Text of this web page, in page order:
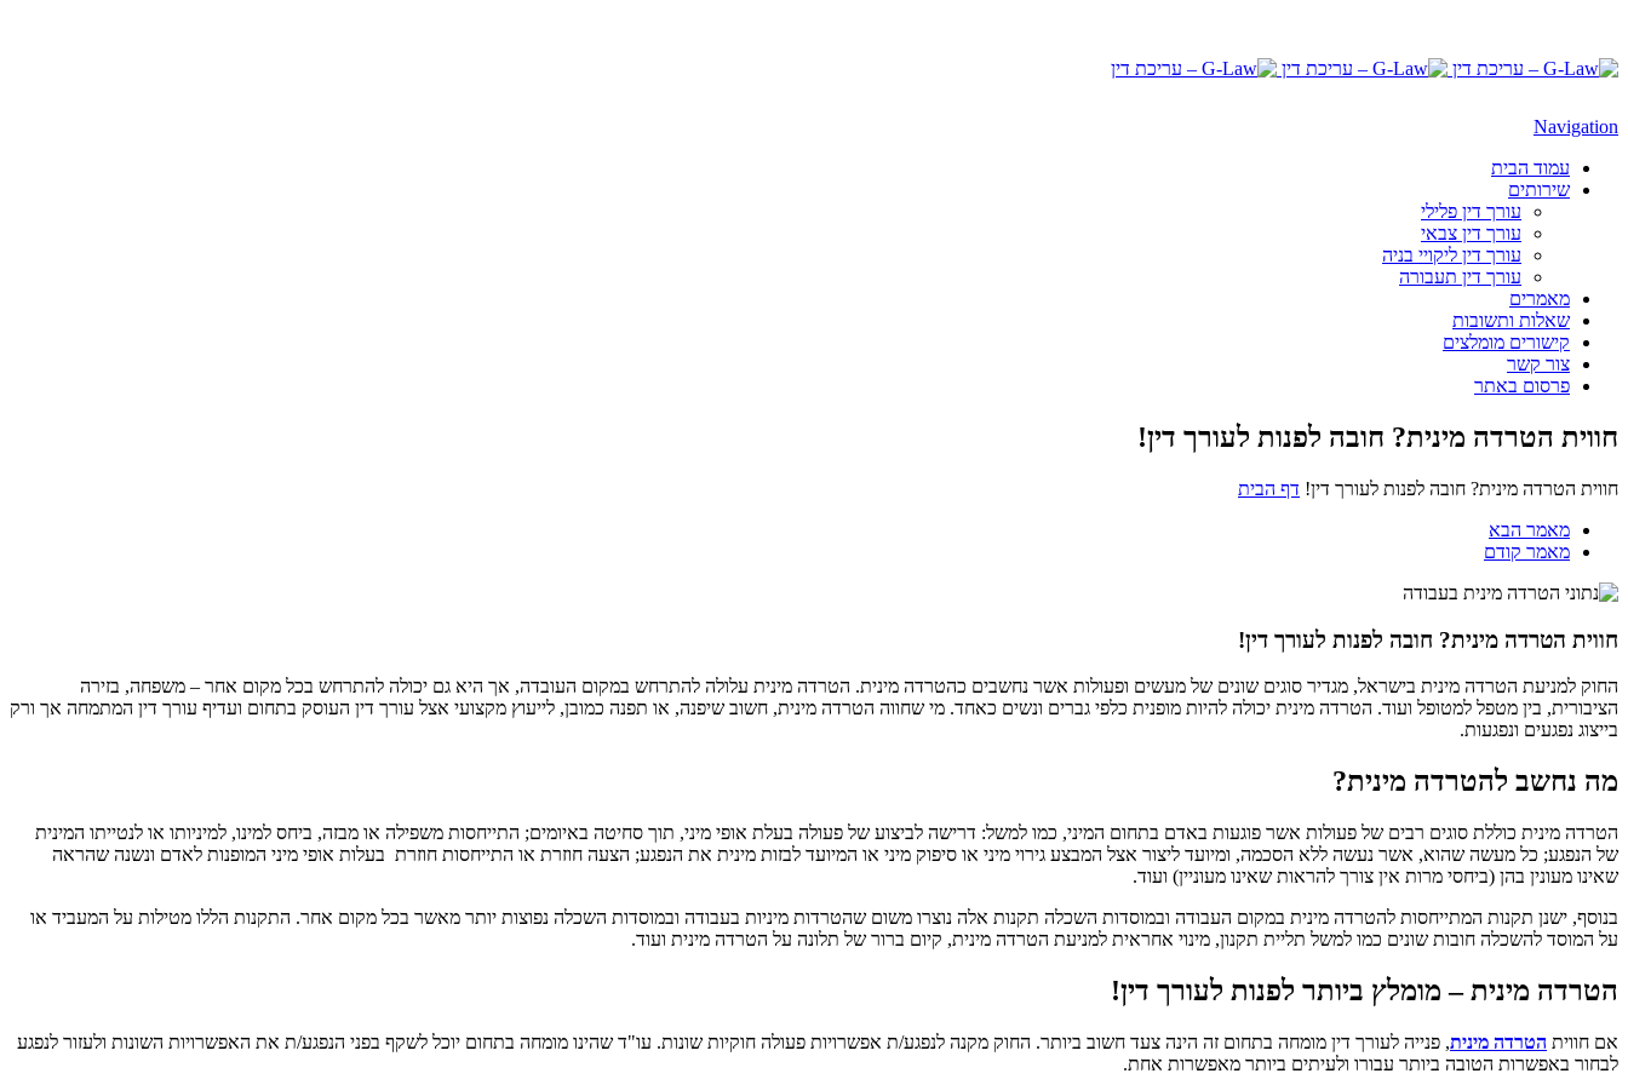
Navigation
עמוד הבית
שירותים
עורך דין פלילי
עורך דין צבאי
עורך דין ליקויי בניה
עורך דין תעבורה
מאמרים
שאלות ותשובות
קישורים מומלצים
צור קשר
פרסום באתר
חווית הטרדה מינית? חובה לפנות לעורך דין!
חווית הטרדה מינית? חובה לפנות לעורך דין! דף הבית
מאמר הבא
מאמר קודם
חווית הטרדה מינית? חובה לפנות לעורך דין!
החוק למניעת הטרדה מינית בישראל, מגדיר סוגים שונים של מעשים ופעולות אשר נחשבים כהטרדה מינית. הטרדה מינית עלולה להתרחש במקום העובדה, אך היא גם יכולה להתרחש בכל מקום אחר – משפחה, בזירה
הציבורית, בין מטפל למטופל ועוד. הטרדה מינית יכולה להיות מופנית כלפי גברים ונשים כאחד. מי שחווה הטרדה מינית, חשוב שיפנה, או תפנה כמובן, לייעוץ מקצועי אצל עורך דין העוסק בתחום ועדיף עורך דין המתמחה אך ורק
בייצוג נפגעים ונפגעות.
מה נחשב להטרדה מינית?
הטרדה מינית כוללת סוגים רבים של פעולות אשר פוגעות באדם בתחום המיני, כמו למשל: דרישה לביצוע של פעולה בעלת אופי מיני, תוך סחיטה באיומים; התייחסות משפילה או מבזה, ביחס למינו, למיניותו או לנטייתו המינית
של הנפגע; כל מעשה שהוא, אשר נעשה ללא הסכמה, ומיועד ליצור אצל המבצע גירוי מיני או סיפוק מיני או המיועד לבזות מינית את הנפגע; הצעה חוזרת או התייחסות חוזרת בעלות אופי מיני המופנות לאדם ונשנה שהראה
שאינו מעונין בהן (ביחסי מרות אין צורך להראות שאינו מעוניין) ועוד.
בנוסף, ישנן תקנות המתייחסות להטרדה מינית במקום העבודה ובמוסדות השכלה תקנות אלה נוצרו משום שהטרדות מיניות בעבודה ובמוסדות השכלה נפוצות יותר מאשר בכל מקום אחר. התקנות הללו מטילות על המעביד או
על המוסד להשכלה חובות שונים כמו למשל תליית תקנון, מינוי אחראית למניעת הטרדה מינית, קיום ברור של תלונה על הטרדה מינית ועוד.
הטרדה מינית – מומלץ ביותר לפנות לעורך דין!
אם חווית הטרדה מינית, פנייה לעורך דין מומחה בתחום זה הינה צעד חשוב ביותר. החוק מקנה לנפגע/ת אפשרויות פעולה חוקיות שונות. עו"ד שהינו מומחה בתחום יוכל לשקף בפני הנפגע/ת את האפשרויות השונות ולעזור לנפגע
לבחור באפשרות הטובה ביותר עבורו ולעיתים ביותר מאפשרות אחת.